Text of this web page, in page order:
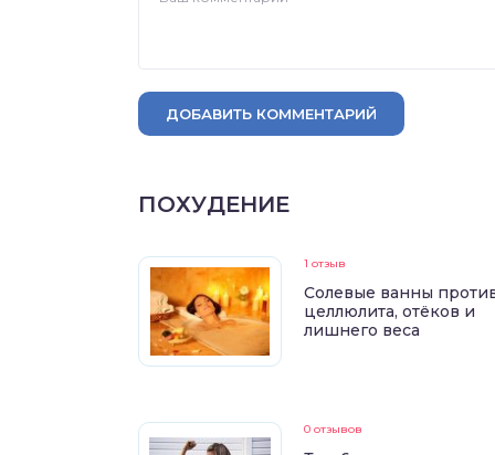
ДОБАВИТЬ КОММЕНТАРИЙ
ПОХУДЕНИЕ
1 отзыв
Солевые ванны
целлюлита, отёков и
лишнего веса
0 отзывов